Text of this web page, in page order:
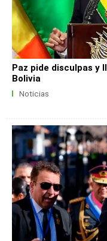
Paz pide disculpas y
Bolivia
Noticias